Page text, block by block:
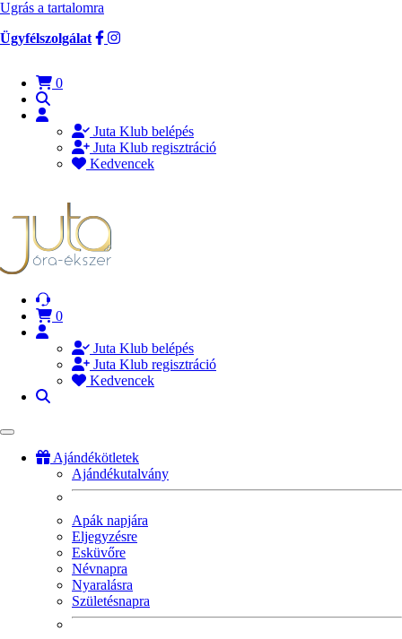
Ugrás a tartalomra
Ügyfélszolgálat
0
Juta Klub belépés
Juta Klub regisztráció
Kedvencek
0
Juta Klub belépés
Juta Klub regisztráció
Kedvencek
Ajándékötletek
Ajándékutalvány
Apák napjára
Eljegyzésre
Esküvőre
Névnapra
Nyaralásra
Születésnapra